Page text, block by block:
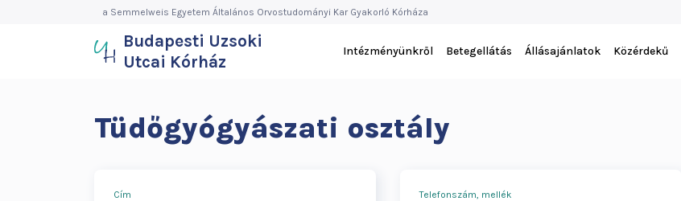
Budapesti
Uzsoki
Kórház
a Semmelweis Egyetem Általános Orvostudományi Kar Gyakorló Kórháza
Budapesti Uzsoki
Utcai Kórház
Intézményünkről Betegellátás Állásajánlatok Közérdekű
Tüdőgyógyászati osztály
Cím Telefonszám, mellék